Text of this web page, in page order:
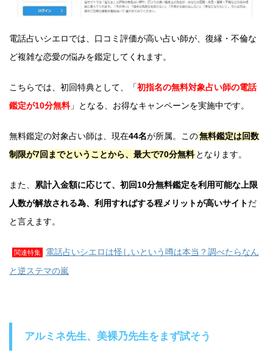
電話占いシエロでは、口コミ評価が高い占い師が、復縁・不倫な
ど複雑な恋愛の悩みを鑑定してくれます。
こちらでは、初回特典として、「初指名の無料対象占い師の電話
鑑定が10分無料」となる、お得なキャンペーンを実施中です。
無料鑑定の対象占い師は、現在44名が所属。この無料鑑定は回数
制限が7回までということから、最大で70分無料 となります。
また、 累計入金額に応じて、初回10分無料鑑定を利用可能な上限
人数が解放される為、利用すればする程メリットが高いサイトだ
と言えます。
関連特集
電話占いシエロは怪しいという噂は本当？調べたらなん
と逆ステマの嵐
アルミネ先生、美裸乃先生をまず試そう